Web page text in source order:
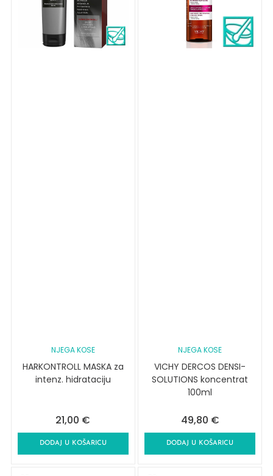
NJEGA KOSE
HARKONTROLL MASKA za
intenz. hidrataciju
21,00 €
DODAJ U KOŠARICU
NJEGA KOSE
VICHY DERCOS DENSI-
SOLUTIONS koncentrat
100ml
49,80 €
DODAJ U KOŠARICU